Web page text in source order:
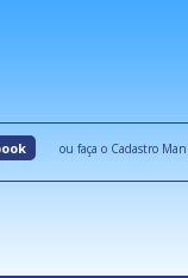
ou faça o Cadastro